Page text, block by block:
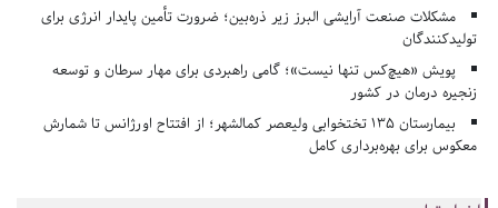
مشکلات صنعت آرایشی البرز زیر ذره‌بین؛ ضرورت تأمین پایدار انرژی برای
تولیدکنندگان
پویش «هیچ‌کس تنها نیست»؛ گامی راهبردی برای مهار سرطان و توسعه
زنجیره درمان در کشور
بیمارستان ۱۳۵ تختخوابی ولیعصر کمالشهر؛ از افتتاح اورژانس تا شمارش
معکوس برای بهره‌برداری کامل